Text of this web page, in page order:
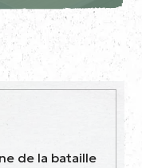
de la bataille